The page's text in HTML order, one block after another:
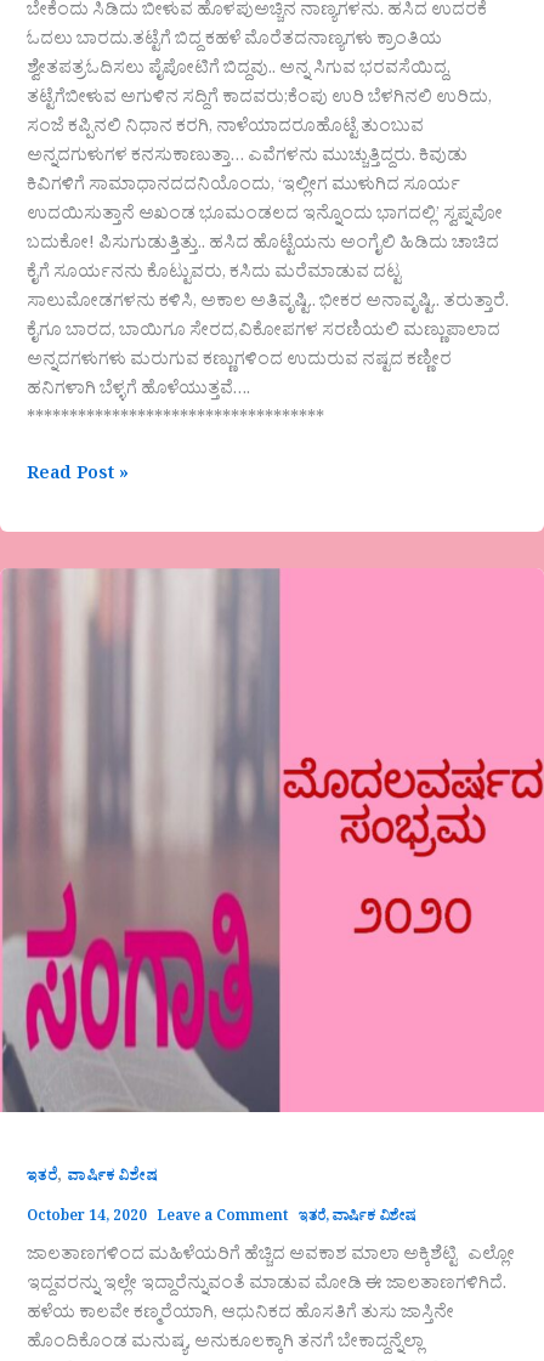
ಬೇಕೆಂದು ಸಿಡಿದು ಬೀಳುವ ಹೊಳಪುಅಚ್ಚಿನ ನಾಣ್ಯಗಳನು. ಹಸಿದ ಉದರಕೆ
ಓದಲು ಬಾರದು.ತಟ್ಟೆಗೆ ಬಿದ್ದ ಕಹಳೆ ಮೊರೆತದನಾಣ್ಯಗಳು ಕ್ರಾಂತಿಯ
ಶ್ವೇತಪತ್ರಓದಿಸಲು ಪೈಪೋಟಿಗೆ ಬಿದ್ದವು.. ಅನ್ನ ಸಿಗುವ ಭರವಸೆಯಿದ್ದ,
ತಟ್ಟೆಗೆಬೀಳುವ ಅಗುಳಿನ ಸದ್ದಿಗೆ ಕಾದವರು;ಕೆಂಪು ಉರಿ ಬೆಳಗಿನಲಿ ಉರಿದು,
ಸಂಜೆ ಕಪ್ಪಿನಲಿ ನಿಧಾನ ಕರಗಿ, ನಾಳೆಯಾದರೂಹೊಟ್ಟೆ ತುಂಬುವ
ಅನ್ನದಗುಳುಗಳ ಕನಸುಕಾಣುತ್ತಾ… ಎವೆಗಳನು ಮುಚ್ಚುತ್ತಿದ್ದರು. ಕಿವುಡು
ಕಿವಿಗಳಿಗೆ ಸಾಮಾಧಾನದದನಿಯೊಂದು, ‘ಇಲ್ಲೀಗ ಮುಳುಗಿದ ಸೂರ್ಯ
ಉದಯಿಸುತ್ತಾನೆ ಅಖಂಡ ಭೂಮಂಡಲದ ಇನ್ನೊಂದು ಭಾಗದಲ್ಲಿ’ ಸ್ವಪ್ನವೋ
ಬದುಕೋ! ಪಿಸುಗುಡುತ್ತಿತ್ತು.. ಹಸಿದ ಹೊಟ್ಟೆಯನು ಅಂಗೈಲಿ ಹಿಡಿದು ಚಾಚಿದ
ಕೈಗೆ ಸೂರ್ಯನನು ಕೊಟ್ಟುವರು, ಕಸಿದು ಮರೆಮಾಡುವ ದಟ್ಟ
ಸಾಲುಮೋಡಗಳನು ಕಳಿಸಿ, ಅಕಾಲ ಅತಿವೃಷ್ಟಿ.. ಭೀಕರ ಅನಾವೃಷ್ಟಿ.. ತರುತ್ತಾರೆ.
ಕೈಗೂ ಬಾರದ, ಬಾಯಿಗೂ ಸೇರದ,ವಿಕೋಪಗಳ ಸರಣಿಯಲಿ ಮಣ್ಣುಪಾಲಾದ
ಅನ್ನದಗಳುಗಳು ಮರುಗುವ ಕಣ್ಣುಗಳಿಂದ ಉದುರುವ ನಷ್ಟದ ಕಣ್ಣೀರ
ಹನಿಗಳಾಗಿ ಬೆಳ್ಳಗೆ ಹೊಳೆಯುತ್ತವೆ….
***********************************
Read Post »
ಇತರೆ, ವಾರ್ಷಿಕ ವಿಶೇಷ
October 14, 2020 Leave a Comment ಇತರೆ,ವಾರ್ಷಿಕ ವಿಶೇಷ
ಜಾಲತಾಣಗಳಿಂದ ಮಹಿಳೆಯರಿಗೆ ಹೆಚ್ಚಿದ ಅವಕಾಶ ಮಾಲಾ ಅಕ್ಕಿಶೆಟ್ಟಿ ಎಲ್ಲೋ
ಇದ್ದವರನ್ನು ಇಲ್ಲೇ ಇದ್ದಾರೆನ್ನುವಂತೆ ಮಾಡುವ ಮೋಡಿ ಈ ಜಾಲತಾಣಗಳಿಗಿದೆ.
ಹಳೆಯ ಕಾಲವೇ ಕಣ್ಮರೆಯಾಗಿ, ಆಧುನಿಕದ ಹೊಸತಿಗೆ ತುಸು ಜಾಸ್ತಿನೇ
ಹೊಂದಿಕೊಂಡ ಮನುಷ್ಯ, ಅನುಕೂಲಕ್ಕಾಗಿ ತನಗೆ ಬೇಕಾದ್ದನ್ನೆಲ್ಲಾ